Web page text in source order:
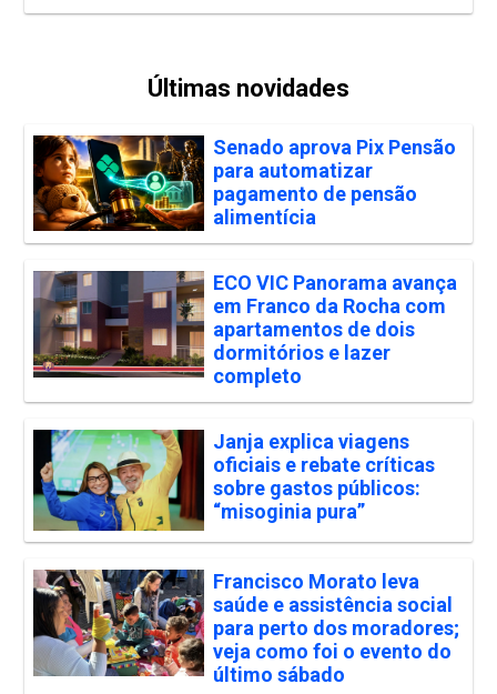
Últimas novidades
Senado aprova Pix Pensão
para automatizar
pagamento de pensão
alimentícia
ECO VIC Panorama avança
em Franco da Rocha com
apartamentos de dois
dormitórios e lazer
completo
Janja explica viagens
oficiais e rebate críticas
sobre gastos públicos:
“misoginia pura”
Francisco Morato leva
saúde e assistência social
para perto dos moradores;
veja como foi o evento do
último sábado